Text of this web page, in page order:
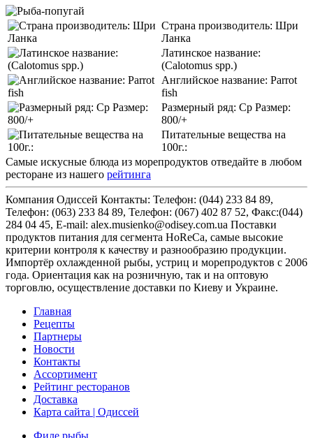
Страна производитель: Шри
Ланка
Латинское название:
(Calotomus spp.)
Английское название: Parrot
fish
Размерный ряд: Ср Размер:
800/+
Питательные вещества на
100г.:
Самые искусные блюда из морепродуктов отведайте в любом
ресторане из нашего рейтинга
Компания Одиссей Контакты: Телефон: (044) 233 84 89,
Телефон: (063) 233 84 89, Телефон: (067) 402 87 52, Факс:(044)
284 04 45, E-mail: alex.musienko@odisey.com.ua Поставки
продуктов питания для сегмента HoReCa, самые высокие
критерии контроля к качеству и разнообразию продукции.
Импортёр охлажденной рыбы, устриц и морепродуктов с 2006
года. Ориентация как на розничную, так и на оптовую
торговлю, осуществление доставки по Киеву и Украине.
Главная
Рецепты
Партнеры
Новости
Контакты
Ассортимент
Рейтинг ресторанов
Доставка
Карта сайта | Одиссей
Филе рыбы